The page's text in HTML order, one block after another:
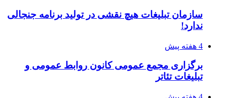
سازمان تبلیغات هیچ نقشی در تولید برنامه جنجالی
ندارد!
4 هفته پیش
برگزاری مجمع عمومی کانون روابط عمومی و
تبلیغات تئاتر